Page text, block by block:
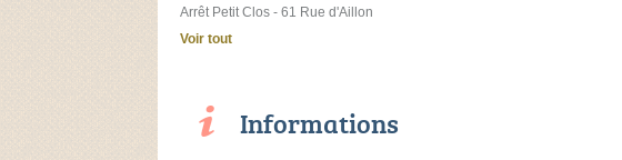
Arrêt Petit Clos - 61 Rue d'Aillon
Voir tout
Informations